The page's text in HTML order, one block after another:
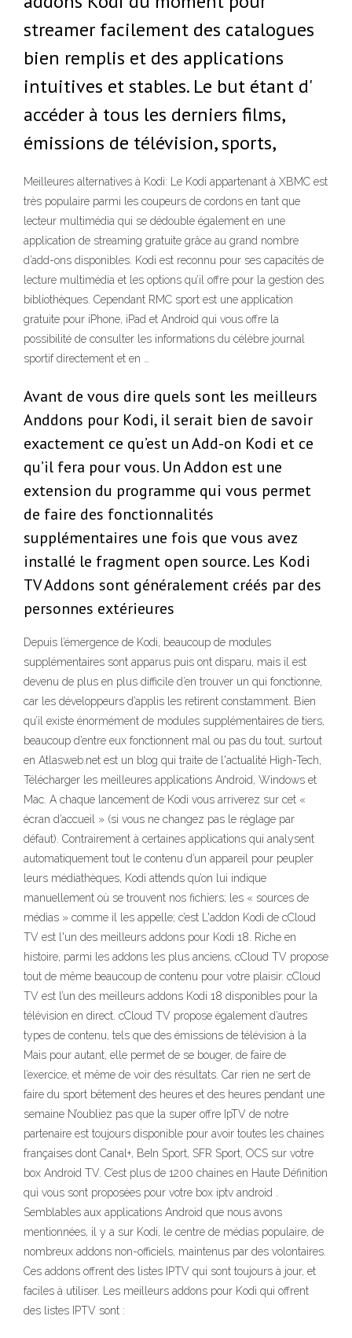
streamer facilement des catalogues
bien remplis et des applications
intuitives et stables. Le but étant d'
accéder à tous les derniers films,
émissions de télévision, sports,
Meilleures alternatives à Kodi: Le Kodi appartenant à XBMC est
très populaire parmi les coupeurs de cordons en tant que
lecteur multimédia qui se dédouble également en une
application de streaming gratuite grâce au grand nombre
d’add-ons disponibles. Kodi est reconnu pour ses capacités de
lecture multimédia et les options qu’il offre pour la gestion des
bibliothèques. Cependant RMC sport est une application
gratuite pour iPhone, iPad et Android qui vous offre la
possibilité de consulter les informations du célèbre journal
sportif directement et en …
Avant de vous dire quels sont les meilleurs
Anddons pour Kodi, il serait bien de savoir
exactement ce qu’est un Add-on Kodi et ce
qu’il fera pour vous. Un Addon est une
extension du programme qui vous permet
de faire des fonctionnalités
supplémentaires une fois que vous avez
installé le fragment open source. Les Kodi
TV Addons sont généralement créés par des
personnes extérieures
Depuis l’émergence de Kodi, beaucoup de modules
supplémentaires sont apparus puis ont disparu, mais il est
devenu de plus en plus difficile d’en trouver un qui fonctionne,
car les développeurs d’applis les retirent constamment. Bien
qu’il existe énormément de modules supplémentaires de tiers,
beaucoup d’entre eux fonctionnent mal ou pas du tout, surtout
en Atlasweb.net est un blog qui traite de l'actualité High-Tech,
Télécharger les meilleures applications Android, Windows et
Mac. A chaque lancement de Kodi vous arriverez sur cet «
écran d’accueil » (si vous ne changez pas le réglage par
défaut). Contrairement à certaines applications qui analysent
automatiquement tout le contenu d’un appareil pour peupler
leurs médiathèques, Kodi attends qu’on lui indique
manuellement où se trouvent nos fichiers; les « sources de
médias » comme il les appelle; c’est L'addon Kodi de cCloud
TV est l'un des meilleurs addons pour Kodi 18. Riche en
histoire, parmi les addons les plus anciens, cCloud TV propose
tout de même beaucoup de contenu pour votre plaisir. cCloud
TV est l’un des meilleurs addons Kodi 18 disponibles pour la
télévision en direct. cCloud TV propose également d’autres
types de contenu, tels que des émissions de télévision à la
Mais pour autant, elle permet de se bouger, de faire de
l’exercice, et même de voir des résultats. Car rien ne sert de
faire du sport bêtement des heures et des heures pendant une
semaine N’oubliez pas que la super offre IpTV de notre
partenaire est toujours disponible pour avoir toutes les chaines
françaises dont Canal+, BeIn Sport, SFR Sport, OCS sur votre
box Android TV. C’est plus de 1200 chaines en Haute Définition
qui vous sont proposées pour votre box iptv android .
Semblables aux applications Android que nous avons
mentionnées, il y a sur Kodi, le centre de médias populaire, de
nombreux addons non-officiels, maintenus par des volontaires.
Ces addons offrent des listes IPTV qui sont toujours à jour, et
faciles à utiliser. Les meilleurs addons pour Kodi qui offrent
des listes IPTV sont :